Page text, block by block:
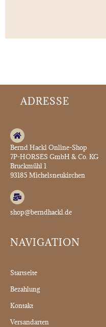
ADRESSE
Bernd Hackl Online-Shop
7P-HORSES GmbH & Co. KG
Bruckmühl 1
93185 Michelsneukirchen
shop@berndhackl.de
NAVIGATION
Startseite
Bezahlung
Kontakt
Versandarten